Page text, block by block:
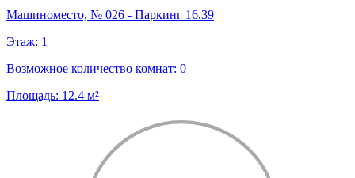
Машиноместо, № 026 - Паркинг 16.39
Этаж: 1
Возможное количество комнат: 0
Площадь: 12.4 м²